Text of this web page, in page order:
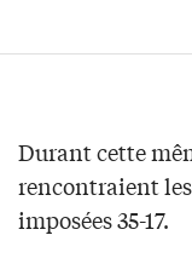
Durant cette
rencontraient
imposées 35-17.